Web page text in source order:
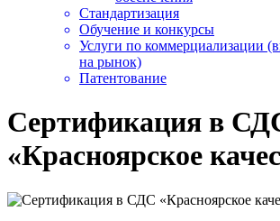
Стандартизация
Обучение и конкурсы
Услуги по коммерциализации
на рынок)
Патентование
Сертификация в
«Красноярское